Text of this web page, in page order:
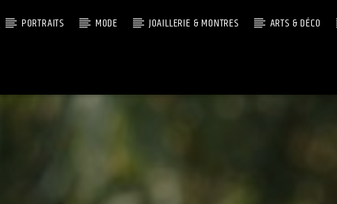
PORTRAITS MODE JOAILLERIE & MONTRES ARTS & DÉCO